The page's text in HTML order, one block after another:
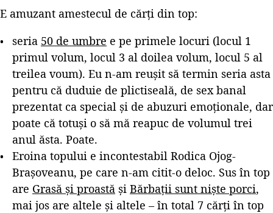
E amuzant amestecul de cărți din top:
seria 50 de umbre e pe primele locuri (locul 1
primul volum, locul 3 al doilea volum, locul 5 al
treilea voum). Eu n-am reușit să termin seria asta
pentru că duduie de plictiseală, de sex banal
prezentat ca special și de abuzuri emoționale, dar
poate că totuși o să mă reapuc de volumul trei
anul ăsta. Poate.
Eroina topului e incontestabil Rodica Ojog-
Brașoveanu, pe care n-am citit-o deloc. Sus în top
are Grasă și proastă și Bărbații sunt niște porci,
mai jos are altele și altele – în total 7 cărți în top